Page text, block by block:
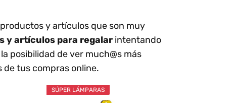
y artículos que son muy
y artículos para regalar intentando
posibilidad de ver much@s más
tus compras online.
SÚPER LÁMPARAS